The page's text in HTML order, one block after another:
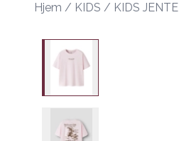
Hjem / KIDS / KIDS JENTE